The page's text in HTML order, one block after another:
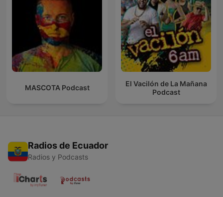
MASCOTA Podcast
El Vacilón de La Mañana
Podcast
Radios de Ecuador
Radios y Podcasts